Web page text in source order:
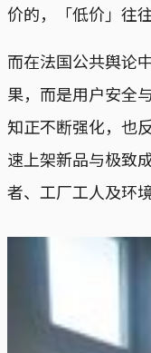
价的，「低价」往
而在法国公共舆论
果，而是用户安全
知正不断强化，也
速上架新品与极致
者、工厂工人及环